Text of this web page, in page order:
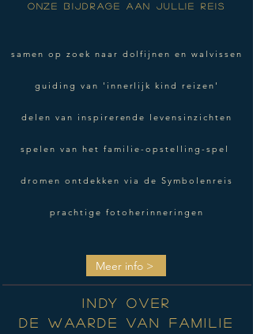
ONZE BIJDRAGE AAN JULLIE REIS
samen op zoek naar dolfijnen en walvissen
guiding van 'innerlijk kind reizen'
delen van inspirerende levensinzichten
spelen van het familie-opstelling-spel
dromen ontdekken via de Symbolenreis
prachtige fotoherinneringen
Meer info >
INDY over
DE WAARDE VAN FAMILIE